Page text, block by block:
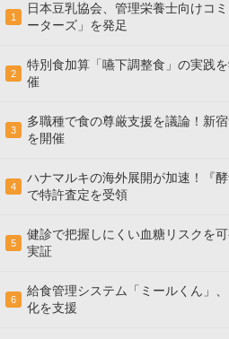
1
日本豆乳協会、管理栄養士向けコ
ーターズ」を発足
2
特別食加算「嚥下調整食」の実践
催
3
多職種で食の尊厳支援を議論！新
を開催
4
ハナマルキの海外展開が加速！『
で特許査定を受領
5
健診で把握しにくい血糖リスクを
実証
6
給食管理システム「ミールくん」
化を支援